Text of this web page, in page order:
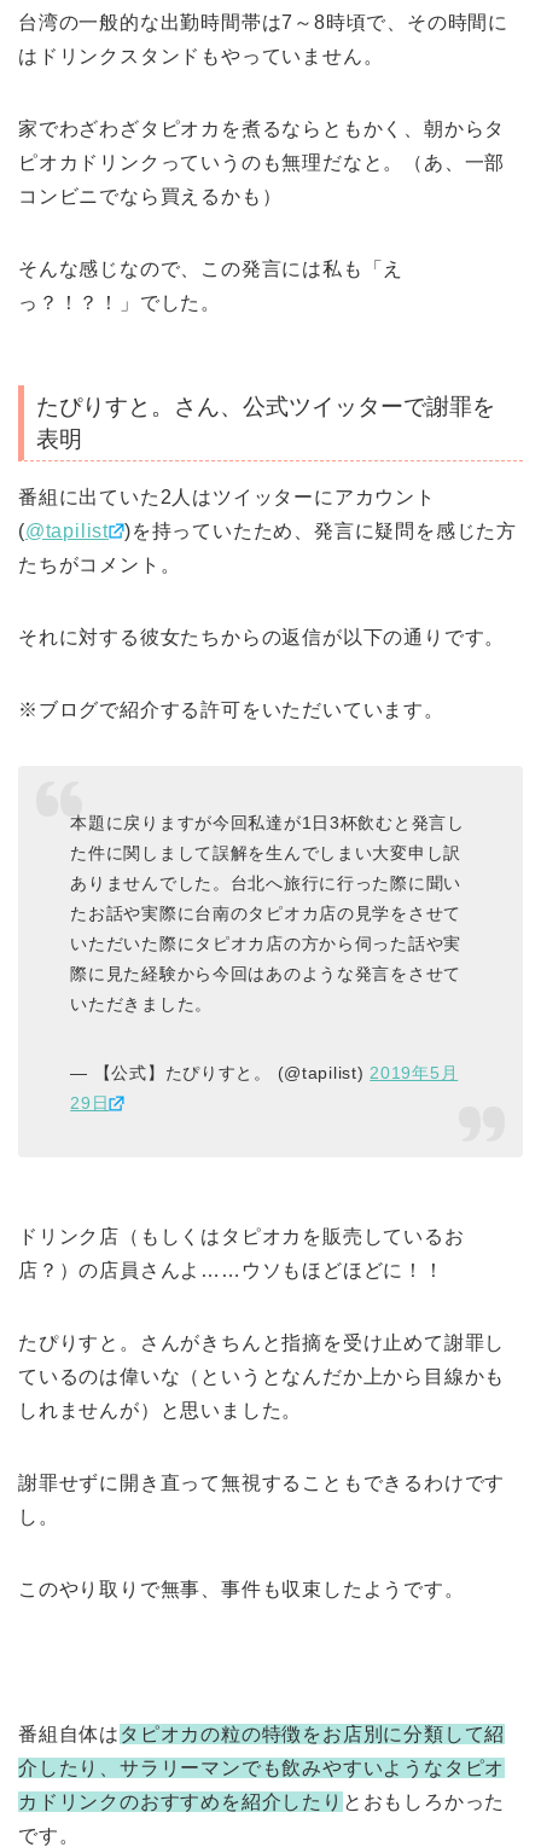
台湾の一般的な出勤時間帯は7～8時頃で、その時間に
はドリンクスタンドもやっていません。
家でわざわざタピオカを煮るならともかく、朝からタ
ピオカドリンクっていうのも無理だなと。（あ、一部
コンビニでなら買えるかも）
そんな感じなので、この発言には私も「え
っ？！？！」でした。
たぴりすと。さん、公式ツイッターで謝罪を
表明
番組に出ていた2人はツイッターにアカウント
(@tapilist
)を持っていたため、発言に疑問を感じた方
たちがコメント。
それに対する彼女たちからの返信が以下の通りです。
※ブログで紹介する許可をいただいています。
本題に戻りますが今回私達が1日3杯飲むと発言し
た件に関しまして誤解を生んでしまい大変申し訳
ありませんでした。台北へ旅行に行った際に聞い
たお話や実際に台南のタピオカ店の見学をさせて
いただいた際にタピオカ店の方から伺った話や実
際に見た経験から今回はあのような発言をさせて
いただきました。
— 【公式】たぴりすと。 (@tapilist) 2019年5月
29日
ドリンク店（もしくはタピオカを販売しているお
店？）の店員さんよ……ウソもほどほどに！！
たぴりすと。さんがきちんと指摘を受け止めて謝罪し
ているのは偉いな（というとなんだか上から目線かも
しれませんが）と思いました。
謝罪せずに開き直って無視することもできるわけです
し。
このやり取りで無事、事件も収束したようです。
番組自体は タピオカの粒の特徴をお店別に分類して紹
介したり、サラリーマンでも飲みやすいようなタピオ
カドリンクのおすすめを紹介したり とおもしろかった
です。